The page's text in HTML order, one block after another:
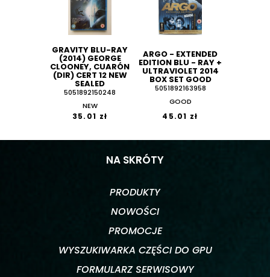
GRAVITY BLU-RAY
(2014) GEORGE
CLOONEY, CUARÓN
(DIR) CERT 12 NEW
SEALED
5051892150248
NEW
35.01 zł
ARGO - EXTENDED
EDITION BLU - RAY +
ULTRAVIOLET 2014
BOX SET GOOD
5051892163958
GOOD
45.01 zł
NA SKRÓTY
PRODUKTY
NOWOŚCI
PROMOCJE
WYSZUKIWARKA CZĘŚCI DO GPU
FORMULARZ SERWISOWY